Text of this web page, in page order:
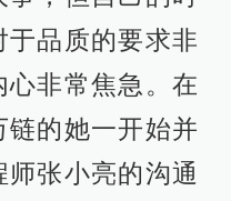
品质的要求非
非常焦急。在
链的她一开始并
张小亮的沟通